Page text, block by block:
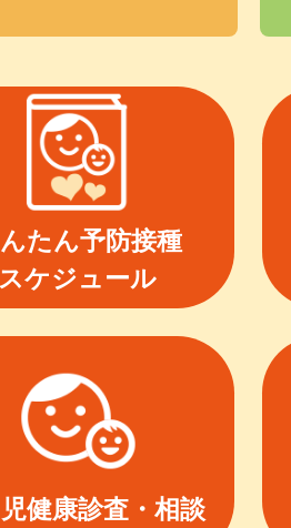
たん予防接種
ケジュール
健康診査・相談